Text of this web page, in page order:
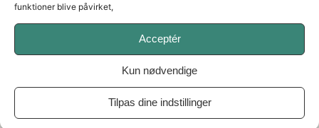
funktioner blive påvirket,
Acceptér
Kun nødvendige
Tilpas dine indstillinger
førtidspension eller uddannelse
borgere med brug for afklarende praktik med
henblik på arbejdsevnevurdering
fleksjob-berettigede med behov for en ny
arbejdsevnevurdering
ledige fleksjob-berettigede med behov for hjælp